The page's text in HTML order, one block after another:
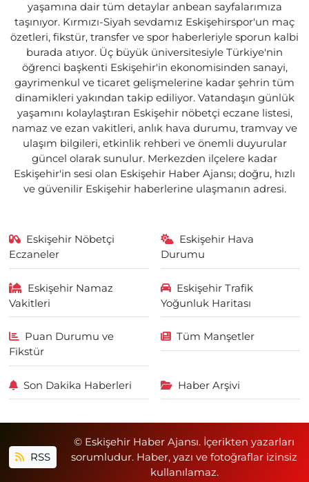
yaşamına dair tüm detaylar anbean sayfalarımıza
taşınıyor. Kırmızı-Siyah sevdamız Eskişehirspor'un maç
özetleri, fikstür, transfer ve spor haberleriyle sporun kalbi
burada atıyor. Üç büyük üniversitesiyle Türkiye'nin
öğrenci başkenti Eskişehir'in ekonomisinden sanayi,
gayrimenkul ve ticaret gelişmelerine kadar şehrin tüm
dinamikleri yakından takip ediliyor. Vatandaşın günlük
yaşamını kolaylaştıran Eskişehir nöbetçi eczane listesi,
namaz ve ezan vakitleri, anlık hava durumu, tramvay ve
ulaşım bilgileri, etkinlik rehberi ve önemli duyurular
güncel olarak sunulur. Merkezden ilçelere kadar
Eskişehir'in sesi olan Eskişehir Haber Ajansı; doğru, hızlı
ve güvenilir Eskişehir haberlerine ulaşmanın adresi.
Eskişehir Nöbetçi
Eczaneler
Eskişehir Hava
Durumu
Eskişehir Namaz
Vakitleri
Eskişehir Trafik
Yoğunluk Haritası
Puan Durumu ve
Fikstür
Tüm Manşetler
Son Dakika Haberleri Haber Arşivi
RSS
© Eskişehir Haber Ajansı. İçerikten yazarları
sorumludur. Haber, yazı ve fotoğraflar izinsiz
kullanılamaz.